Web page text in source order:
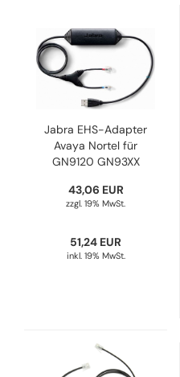
Jabra EHS-Adapter
Avaya Nortel für
GN9120 GN93XX
GO6470 DHSG 14201-
32
43,06 EUR
zzgl. 19% MwSt.
51,24 EUR
inkl. 19% MwSt.